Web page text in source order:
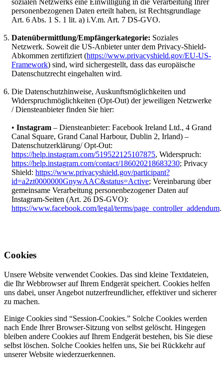
sozialen Netzwerks eine Einwilligung in die Verarbeitung Ihrer
personenbezogenen Daten erteilt haben, ist Rechtsgrundlage
Art. 6 Abs. 1 S. 1 lit. a) i.V.m. Art. 7 DS-GVO.
Datenübermittlung/Empfängerkategorie: Soziales
Netzwerk. Soweit die US-Anbieter unter dem Privacy-Shield-
Abkommen zertifiziert (https://www.privacyshield.gov/EU-US-
Framework) sind, wird sichergestellt, dass das europäische
Datenschutzrecht eingehalten wird.
Die Datenschutzhinweise, Auskunftsmöglichkeiten und
Widerspruchmöglichkeiten (Opt-Out) der jeweiligen Netzwerke
/ Diensteanbieter finden Sie hier:
• Instagram – Diensteanbieter: Facebook Ireland Ltd., 4 Grand
Canal Square, Grand Canal Harbour, Dublin 2, Irland) –
Datenschutzerklärung/ Opt-Out:
https://help.instagram.com/519522125107875, Widerspruch:
https://help.instagram.com/contact/186020218683230; Privacy
Shield: https://www.privacyshield.gov/participant?
id=a2zt0000000GnywAAC&status=Active; Vereinbarung über
gemeinsame Verarbeitung personenbezogener Daten auf
Instagram-Seiten (Art. 26 DS-GVO):
https://www.facebook.com/legal/terms/page_controller_addendum.
Cookies
Unsere Website verwendet Cookies. Das sind kleine Textdateien,
die Ihr Webbrowser auf Ihrem Endgerät speichert. Cookies helfen
uns dabei, unser Angebot nutzerfreundlicher, effektiver und sicherer
zu machen.
Einige Cookies sind “Session-Cookies.” Solche Cookies werden
nach Ende Ihrer Browser-Sitzung von selbst gelöscht. Hingegen
bleiben andere Cookies auf Ihrem Endgerät bestehen, bis Sie diese
selbst löschen. Solche Cookies helfen uns, Sie bei Rückkehr auf
unserer Website wiederzuerkennen.